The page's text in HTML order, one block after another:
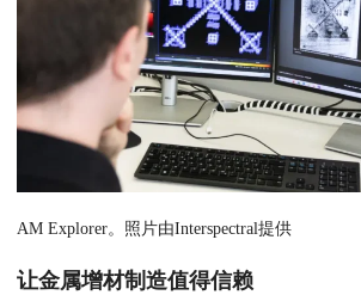
AM Explorer。照片由Interspectral提供
让金属增材制造值得信赖